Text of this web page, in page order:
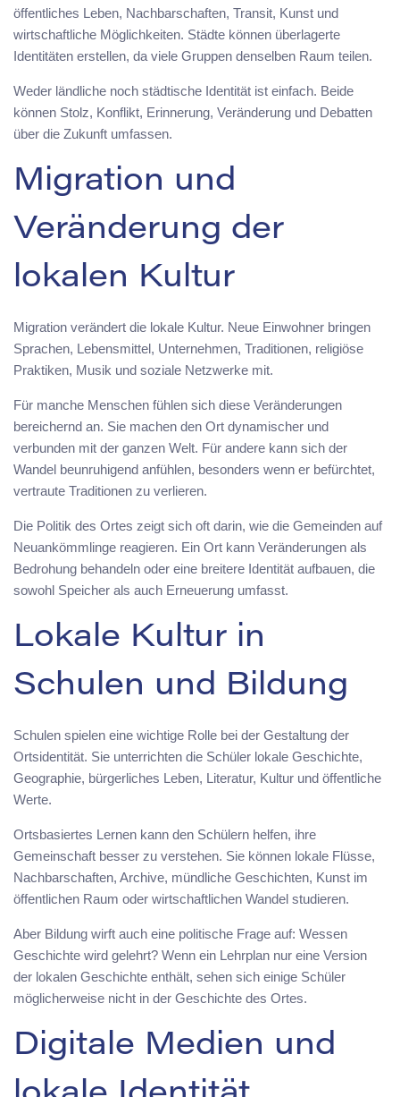
öffentliches Leben, Nachbarschaften, Transit, Kunst und
wirtschaftliche Möglichkeiten. Städte können überlagerte
Identitäten erstellen, da viele Gruppen denselben Raum teilen.
Weder ländliche noch städtische Identität ist einfach. Beide
können Stolz, Konflikt, Erinnerung, Veränderung und Debatten
über die Zukunft umfassen.
Migration und
Veränderung der
lokalen Kultur
Migration verändert die lokale Kultur. Neue Einwohner bringen
Sprachen, Lebensmittel, Unternehmen, Traditionen, religiöse
Praktiken, Musik und soziale Netzwerke mit.
Für manche Menschen fühlen sich diese Veränderungen
bereichernd an. Sie machen den Ort dynamischer und
verbunden mit der ganzen Welt. Für andere kann sich der
Wandel beunruhigend anfühlen, besonders wenn er befürchtet,
vertraute Traditionen zu verlieren.
Die Politik des Ortes zeigt sich oft darin, wie die Gemeinden auf
Neuankömmlinge reagieren. Ein Ort kann Veränderungen als
Bedrohung behandeln oder eine breitere Identität aufbauen, die
sowohl Speicher als auch Erneuerung umfasst.
Lokale Kultur in
Schulen und Bildung
Schulen spielen eine wichtige Rolle bei der Gestaltung der
Ortsidentität. Sie unterrichten die Schüler lokale Geschichte,
Geographie, bürgerliches Leben, Literatur, Kultur und öffentliche
Werte.
Ortsbasiertes Lernen kann den Schülern helfen, ihre
Gemeinschaft besser zu verstehen. Sie können lokale Flüsse,
Nachbarschaften, Archive, mündliche Geschichten, Kunst im
öffentlichen Raum oder wirtschaftlichen Wandel studieren.
Aber Bildung wirft auch eine politische Frage auf: Wessen
Geschichte wird gelehrt? Wenn ein Lehrplan nur eine Version
der lokalen Geschichte enthält, sehen sich einige Schüler
möglicherweise nicht in der Geschichte des Ortes.
Digitale Medien und